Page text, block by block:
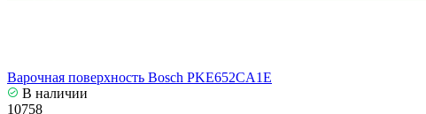
Варочная поверхность Bosch PKE652CA1E
В наличии
10758